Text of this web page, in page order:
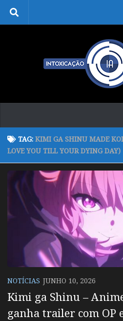
Skip to content
TAG: KIMI GA SHINU MADE
LOVE YOU TILL YOUR DYING DAY)
NOTÍCIAS JUNHO 10, 2026
Kimi ga Shinu –
ganha trailer com OP